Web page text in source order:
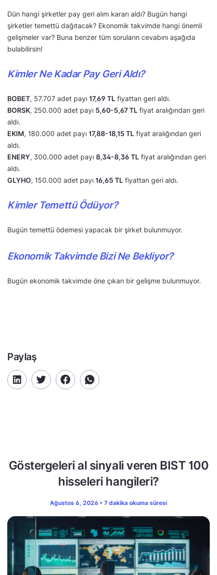
Dün hangi şirketler pay geri alım kararı aldı? Bugün hangi
şirketler temettü dağıtacak? Ekonomik takvimde hangi önemli
gelişmeler var? Buna benzer tüm soruların cevabını aşağıda
bulabilirsin!
Kimler Ne Kadar Pay Geri Aldı?
BOBET, 57.707 adet payı 17,69 TL fiyattan geri aldı.
BORSK, 250.000 adet payı 5,60-5,67 TL fiyat aralığından geri
aldı.
EKIM, 180.000 adet payı 17,88-18,15 TL fiyat aralığından geri
aldı.
ENERY, 300.000 adet payı 8,34-8,36 TL fiyat aralığından geri
aldı.
GLYHO, 150.000 adet payı 16,65 TL fiyattan geri aldı.
Kimler Temettü Ödüyor?
Bugün temettü ödemesi yapacak bir şirket bulunmuyor.
Ekonomik Takvimde Bizi Ne Bekliyor?
Bugün ekonomik takvimde öne çıkan bir gelişme bulunmuyor.
Paylaş
Göstergeleri al sinyali veren BIST 100
hisseleri hangileri?
Ağustos 6, 2026 • 7 dakika okuma süresi